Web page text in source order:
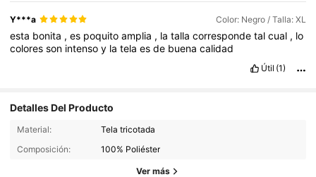
Y***a Color: Negro / Talla: XL
esta bonita ,es poquitoamplia , latallacorrespondetalcual , lo
coloresson intensoy latelaesde buenacalidad
Útil (1)
Detalles Del Producto
Material:
Tela tricotada
Composición:
100% Poliéster
Ver más
301 Seguidores
301 Seguidores